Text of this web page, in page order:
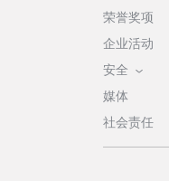
荣誉奖项
企业活动
安全
媒体
社会责任